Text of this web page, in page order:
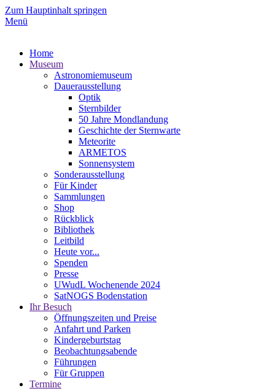
Zum Hauptinhalt springen
Menü
Home
Museum
Astronomiemuseum
Dauerausstellung
Optik
Sternbilder
50 Jahre Mondlandung
Geschichte der Sternwarte
Meteorite
ARMETOS
Sonnensystem
Sonderausstellung
Für Kinder
Sammlungen
Shop
Rückblick
Bibliothek
Leitbild
Heute vor...
Spenden
Presse
UWudL Wochenende 2024
SatNOGS Bodenstation
Ihr Besuch
Öffnungszeiten und Preise
Anfahrt und Parken
Kindergeburtstag
Beobachtungsabende
Führungen
Für Gruppen
Termine